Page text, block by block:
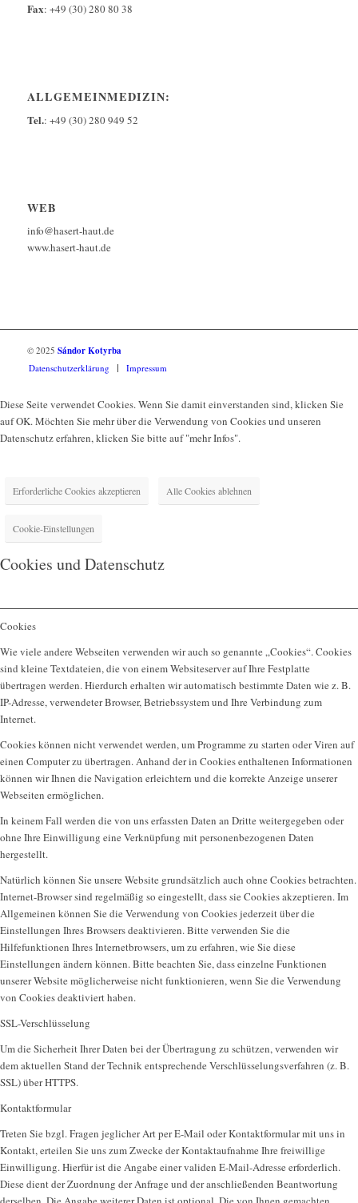
Fax: +49 (30) 280 80 38
ALLGEMEINMEDIZIN:
Tel.: +49 (30) 280 949 52
WEB
info@hasert-haut.de
www.hasert-haut.de
© 2025 Sándor Kotyrba
Datenschutzerklärung Impressum
Diese Seite verwendet Cookies. Wenn Sie damit einverstanden sind, klicken Sie
auf OK. Möchten Sie mehr über die Verwendung von Cookies und unseren
Datenschutz erfahren, klicken Sie bitte auf "mehr Infos".
Erforderliche Cookies akzeptieren Alle Cookies ablehnen
Cookie-Einstellungen
Cookies und Datenschutz
Cookies
Wie viele andere Webseiten verwenden wir auch so genannte „Cookies“. Cookies
sind kleine Textdateien, die von einem Websiteserver auf Ihre Festplatte
übertragen werden. Hierdurch erhalten wir automatisch bestimmte Daten wie z. B.
IP-Adresse, verwendeter Browser, Betriebssystem und Ihre Verbindung zum
Internet.
Cookies können nicht verwendet werden, um Programme zu starten oder Viren auf
einen Computer zu übertragen. Anhand der in Cookies enthaltenen Informationen
können wir Ihnen die Navigation erleichtern und die korrekte Anzeige unserer
Webseiten ermöglichen.
In keinem Fall werden die von uns erfassten Daten an Dritte weitergegeben oder
ohne Ihre Einwilligung eine Verknüpfung mit personenbezogenen Daten
hergestellt.
Natürlich können Sie unsere Website grundsätzlich auch ohne Cookies betrachten.
Internet-Browser sind regelmäßig so eingestellt, dass sie Cookies akzeptieren. Im
Allgemeinen können Sie die Verwendung von Cookies jederzeit über die
Einstellungen Ihres Browsers deaktivieren. Bitte verwenden Sie die
Hilfefunktionen Ihres Internetbrowsers, um zu erfahren, wie Sie diese
Einstellungen ändern können. Bitte beachten Sie, dass einzelne Funktionen
unserer Website möglicherweise nicht funktionieren, wenn Sie die Verwendung
von Cookies deaktiviert haben.
SSL-Verschlüsselung
Um die Sicherheit Ihrer Daten bei der Übertragung zu schützen, verwenden wir
dem aktuellen Stand der Technik entsprechende Verschlüsselungsverfahren (z. B.
SSL) über HTTPS.
Kontaktformular
Treten Sie bzgl. Fragen jeglicher Art per E-Mail oder Kontaktformular mit uns in
Kontakt, erteilen Sie uns zum Zwecke der Kontaktaufnahme Ihre freiwillige
Einwilligung. Hierfür ist die Angabe einer validen E-Mail-Adresse erforderlich.
Diese dient der Zuordnung der Anfrage und der anschließenden Beantwortung